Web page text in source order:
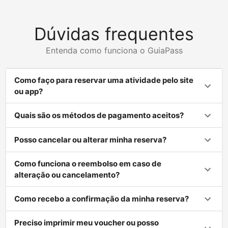
Dúvidas frequentes
Entenda como funciona o GuiaPass
Como faço para reservar uma atividade pelo site
ou app?
Quais são os métodos de pagamento aceitos?
Posso cancelar ou alterar minha reserva?
Como funciona o reembolso em caso de
alteração ou cancelamento?
Como recebo a confirmação da minha reserva?
Preciso imprimir meu voucher ou posso